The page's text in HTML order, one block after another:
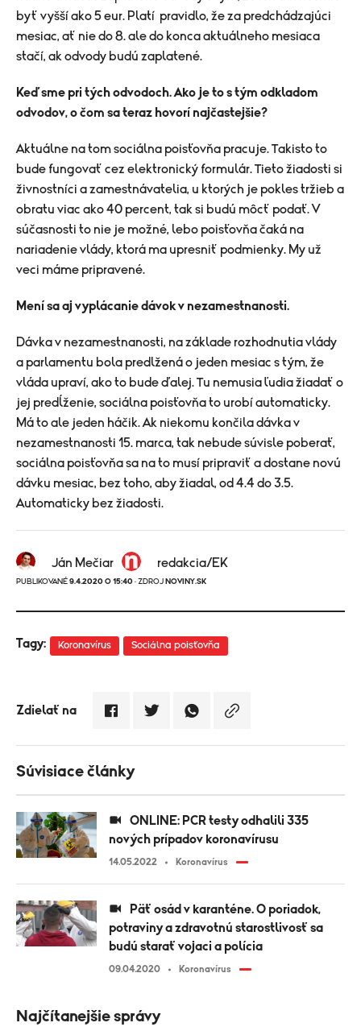
byť vyšší ako 5 eur. Platí pravidlo, že za predchádzajúci
mesiac, ať nie do 8. ale do konca aktuálneho mesiaca
stačí, ak odvody budú zaplatené.
Keď sme pri tých odvodoch. Ako je to s tým odkladom
odvodov, o čom sa teraz hovorí najčastejšie?
Aktuálne na tom sociálna poisťovňa pracuje. Takisto to
bude fungovať cez elektronický formulár. Tieto žiadosti si
živnostníci a zamestnávatelia, u ktorých je pokles tržieb a
obratu viac ako 40 percent, tak si budú môcť podať. V
súčasnosti to nie je možné, lebo poisťovňa čaká na
nariadenie vlády, ktorá ma upresniť podmienky. My už
veci máme pripravené.
Mení sa aj vyplácanie dávok v nezamestnanosti.
Dávka v nezamestnanosti, na základe rozhodnutia vlády
a parlamentu bola predlžená o jeden mesiac s tým, že
vláda upraví, ako to bude ďalej. Tu nemusia ľudia žiadať o
jej predĺženie, sociálna poisťovňa to urobí automaticky.
Má to ale jeden háčik. Ak niekomu končila dávka v
nezamestnanosti 15. marca, tak nebude súvisle poberať,
sociálna poisťovňa sa na to musí pripraviť a dostane novú
dávku mesiac, bez toho, aby žiadal, od 4.4 do 3.5.
Automaticky bez žiadosti.
Ján Mečiar redakcia/EK
PUBLIKOVANÉ 9.4.2020 O 15:40 · ZDROJ NOVINY.SK
Tagy: Koronavírus Sociálna poisťovňa
Zdielať na
Súvisiace články
nových prípadov koronavírusu
14.05.2022 Koronavírus
potraviny a zdravotnú starostlivosť sa
budú starať vojaci a polícia
09.04.2020 Koronavírus
Najčítanejšie správy